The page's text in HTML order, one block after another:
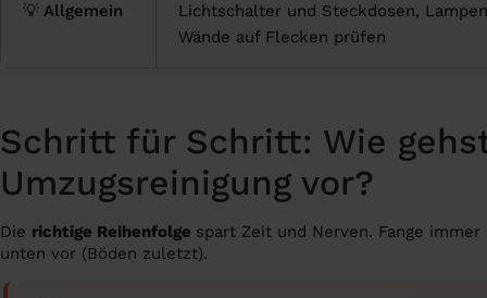
💡 Allgemein
Lichtschalter und Steckdosen,
Wände auf Flecken prüfen
Schritt für Schritt: Wie
Umzugsreinigung vor?
Die richtige Reihenfolge spart Zeit und Nerven. Fange
unten vor (Böden zuletzt).